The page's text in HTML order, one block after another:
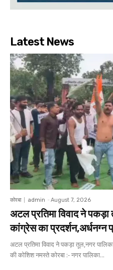
Latest News
कोरबा admin - August 7, 2026
अटल प्रतिमा विवाद ने पकड़ा
कांग्रेस का प्रदर्शन,अर्धनग्न
अटल प्रतिमा विवाद ने पकड़ा तूल,नगर
की कोशिश नमस्ते कोरबा :- नगर पालिका...